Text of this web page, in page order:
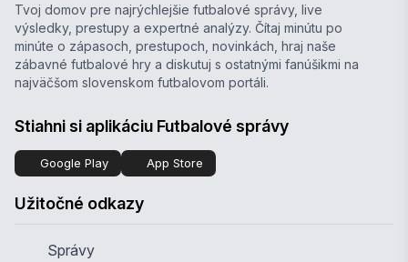
Tvoj domov pre najrýchlejšie futbalové správy, live
výsledky, prestupy a expertné analýzy. Čítaj minútu po
minúte o zápasoch, prestupoch, novinkách, hraj naše
zábavné futbalové hry a diskutuj s ostatnými fanúšikmi na
najväčšom slovenskom futbalovom portáli.
Stiahni si aplikáciu Futbalové správy
Google Play App Store
Užitočné odkazy
Správy